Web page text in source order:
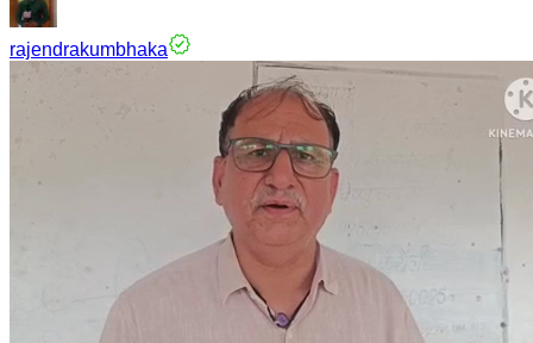
rajendrakumbhaka